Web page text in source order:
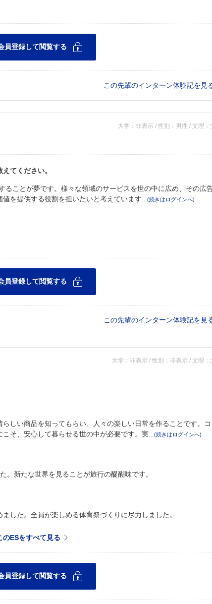
この先輩のインターン体験記を見
大学：非表示 / 性別：男性 / 文理：
てください。
ることが夢です。様々な領域のサービスを世の中に広め、その広
を提供する役割を担いたいと考えています
この先輩のインターン体験記を見
大学：非表示 / 性別：非表示 / 文理：
しい商品を知ってもらい、人々の楽しい日常を作ることです。コ
そ、安心して暮らせる世の中が必要です。実
。新たな世界を見ることが旅行の醍醐味です。
した。全員が楽しめる体育祭づくりに尽力しました。